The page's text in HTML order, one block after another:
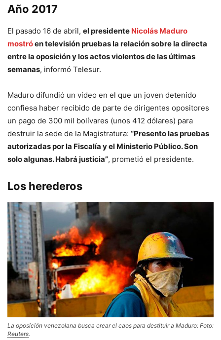
Año 2017
El pasado 16 de abril, el presidente Nicolás Maduro
mostróen televisión pruebas la relación sobre la directa
entre la oposición y los actos violentos de las últimas
semanas, informó Telesur.
Maduro difundió un video en el que un joven detenido
confiesa haber recibido de parte de dirigentes opositores
un pago de 300 mil bolívares (unos 412 dólares) para
destruir la sede de la Magistratura: “Presento las pruebas
autorizadas por la Fiscalía y el Ministerio Público. Son
solo algunas. Habrá justicia”, prometió el presidente.
Los herederos
La oposición venezolana busca crear el caos para destituir a Maduro: Foto:
Reuters.